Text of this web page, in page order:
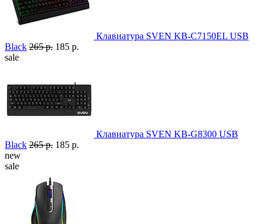
Клавиатура SVEN KB-C7150EL USB
Black 265 р. 185 р.
sale
Клавиатура SVEN KB-G8300 USB
Black 265 р. 185 р.
new
sale